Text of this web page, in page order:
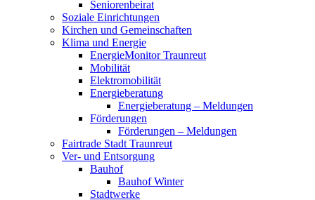
Seniorenbeirat
Soziale Einrichtungen
Kirchen und Gemeinschaften
Klima und Energie
EnergieMonitor Traunreut
Mobilität
Elektromobilität
Energieberatung
Energieberatung – Meldungen
Förderungen
Förderungen – Meldungen
Fairtrade Stadt Traunreut
Ver- und Entsorgung
Bauhof
Bauhof Winter
Stadtwerke